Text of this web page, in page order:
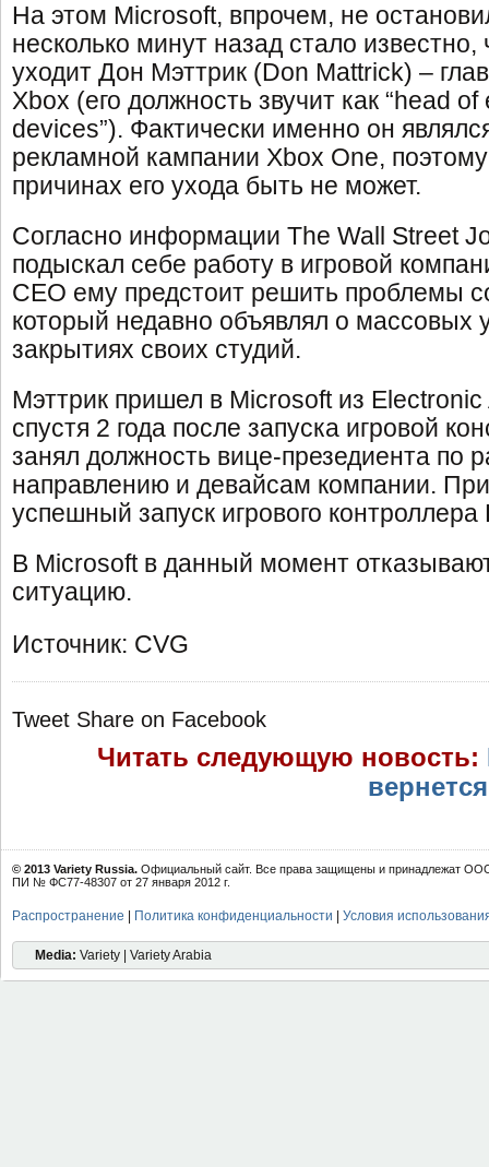
На этом Microsoft, впрочем, не
несколько минут назад стало известно,
уходит Дон Мэттрик (Don Mattrick) –
Xbox (его должность звучит как “head
devices”). Фактически именно он
рекламной кампании Xbox One,
причинах его ухода быть не может.
Согласно информации The Wall Street
подыскал себе работу в игровой
CEO ему предстоит решить проблемы
который недавно объявлял о массовых
закрытиях своих студий.
Мэттрик пришел в Microsoft из Electronic
спустя 2 года после запуска игровой
занял должность вице-презедиента по
направлению и девайсам компании.
успешный запуск игрового контроллера
В Microsoft в данный момент
ситуацию.
Источник: CVG
Tweet Share on Facebook
Читать следующую новость:
© 2013 Variety Russia. Официальный сайт. Все права защищены и принадлежат
ПИ № ФС77-48307 от 27 января 2012 г.
Распространение Политика конфиденциальности Условия
Media: Variety | Variety Arabia